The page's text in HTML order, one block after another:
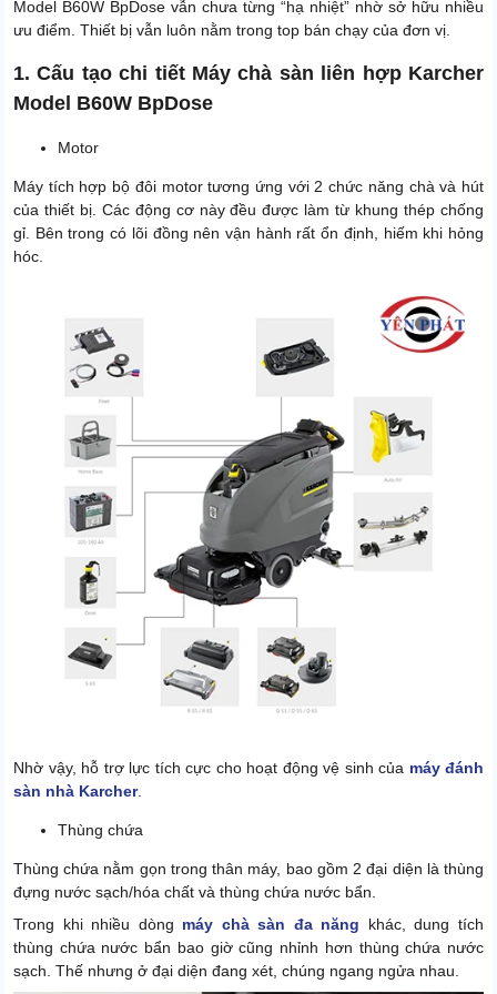
Xuất xứ Chính hãng
bẩn
60L
Model B60W BpDose vẫn chưa từng “hạ nhiệt” nhờ sở hữu nhiều
ưu điểm. Thiết bị vẫn luôn nằm trong top bán chạy của đơn vị.
1. Cấu tạo chi tiết Máy chà sàn liên hợp Karcher
Model B60W BpDose
Motor
Máy tích hợp bộ đôi motor tương ứng với 2 chức năng chà và hút
của thiết bị. Các động cơ này đều được làm từ khung thép chống
gỉ. Bên trong có lõi đồng nên vận hành rất ổn định, hiếm khi hỏng
hóc.
Nhờ vậy, hỗ trợ lực tích cực cho hoạt động vệ sinh của máy đánh
sàn nhà Karcher.
Thùng chứa
Thùng chứa nằm gọn trong thân máy, bao gồm 2 đại diện là thùng
đựng nước sạch/hóa chất và thùng chứa nước bẩn.
Trong khi nhiều dòng máy chà sàn đa năng khác, dung tích
thùng chứa nước bẩn bao giờ cũng nhỉnh hơn thùng chứa nước
sạch. Thế nhưng ở đại diện đang xét, chúng ngang ngửa nhau.